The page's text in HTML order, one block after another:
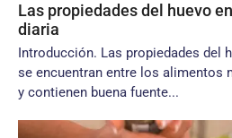
Las propiedades del huevo
diaria
Introducción. Las propiedades del
se encuentran entre los alimentos
y contienen buena fuente...